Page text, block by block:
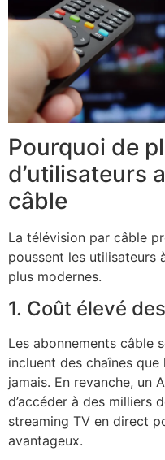
Pourquoi de
d’utilisateurs
câble
La télévision par câble
poussent les utilisateurs
plus modernes.
1. Coût élevé
Les abonnements câble
incluent des chaînes
jamais. En revanche, un
d’accéder à des milliers
streaming TV en direct
avantageux.